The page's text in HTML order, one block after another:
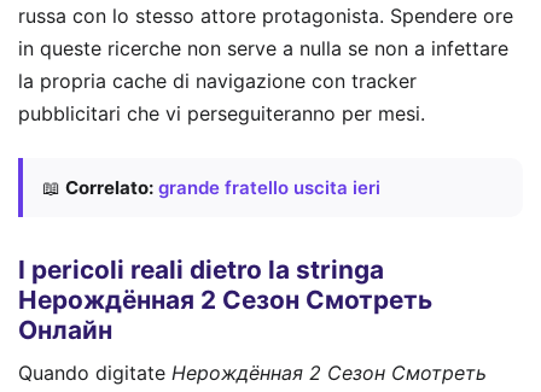
russa con lo stesso attore protagonista. Spendere ore
in queste ricerche non serve a nulla se non a infettare
la propria cache di navigazione con tracker
pubblicitari che vi perseguiteranno per mesi.
📖 Correlato: grande fratello uscita ieri
I pericoli reali dietro la stringa
Нерождённая 2 Сезон Смотреть
Онлайн
Quando digitate Нерождённая 2 Сезон Смотреть